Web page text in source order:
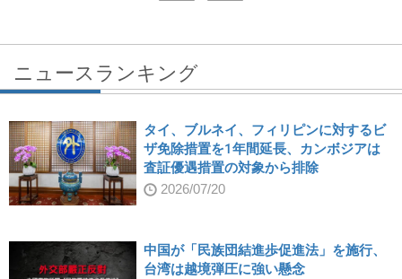
ニュースランキング
タイ、ブルネイ、フィリピンに対するビ
ザ免除措置を1年間延長、カンボジアは
査証優遇措置の対象から排除
2026/07/20
中国が「民族団結進歩促進法」を施行、
台湾は越境弾圧に強い懸念